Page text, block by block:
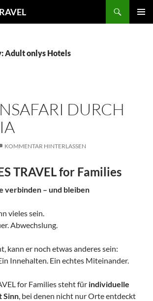
Adult onlys Hotels
DURCH
KOMMENTAR HINTERLASSEN
TRAVEL for Families
verbinden – und bleiben
vieles sein.
Abwechslung.
kann er noch etwas anderes sein:
Innehalten. Ein echtes Miteinander.
for Families steht für individuelle
Sinn, bei denen nicht nur Orte entdeckt